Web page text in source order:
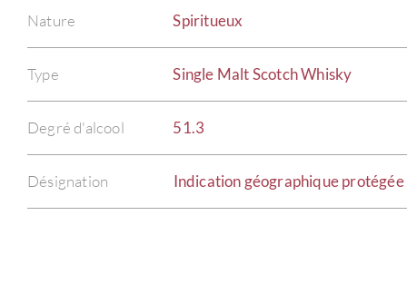
Nature Spiritueux
Type Single Malt Scotch Whisky
Degré d'alcool 51.3
Désignation Indication géographique protégée